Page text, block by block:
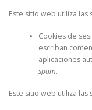
Este sitio web utiliza las
Cookies de
escriban
aplicaciones
spam.
Este sitio web utiliza las